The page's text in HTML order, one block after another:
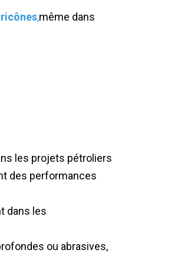
,même dans
les projets pétroliers
des performances
dans les
ou abrasives,